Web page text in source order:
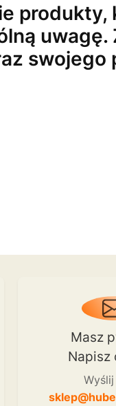
produkty,
uwagę.
swojego
Masz
Napisz